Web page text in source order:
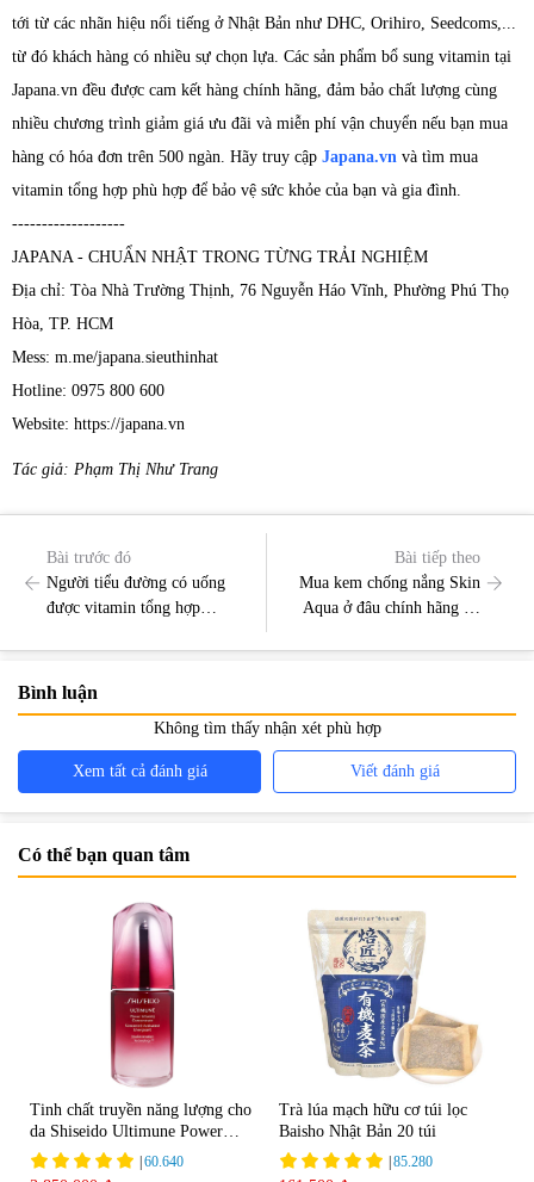
tới từ các nhãn hiệu nổi tiếng ở Nhật Bản như DHC, Orihiro, Seedcoms,...
từ đó khách hàng có nhiều sự chọn lựa. Các sản phẩm bổ sung vitamin tại
Japana.vn đều được cam kết hàng chính hãng, đảm bảo chất lượng cùng
nhiều chương trình giảm giá ưu đãi và miễn phí vận chuyển nếu bạn mua
hàng có hóa đơn trên 500 ngàn. Hãy truy cập Japana.vn và tìm mua
vitamin tổng hợp phù hợp để bảo vệ sức khỏe của bạn và gia đình.
-------------------
JAPANA - CHUẨN NHẬT TRONG TỪNG TRẢI NGHIỆM
Địa chỉ: Tòa Nhà Trường Thịnh, 76 Nguyễn Háo Vĩnh, Phường Phú Thọ
Hòa, TP. HCM
Mess: m.me/japana.sieuthinhat
Hotline: 0975 800 600
Website: https://japana.vn
Tác giả: Phạm Thị Như Trang
Bài trước đó
Người tiểu đường có uống
được vitamin tổng hợp
Bài tiếp theo
Mua kem chống nắng Skin
Aqua ở đâu chính hãng uy
Bình luận
Không tìm thấy nhận xét phù hợp
Xem tất cả đánh giá Viết đánh giá
Có thể bạn quan tâm
Tinh chất truyền năng lượng cho
da Shiseido Ultimune Power
75ml
|60.640
Trà lúa mạch hữu cơ túi lọc
Baisho Nhật Bản 20 túi
|85.280